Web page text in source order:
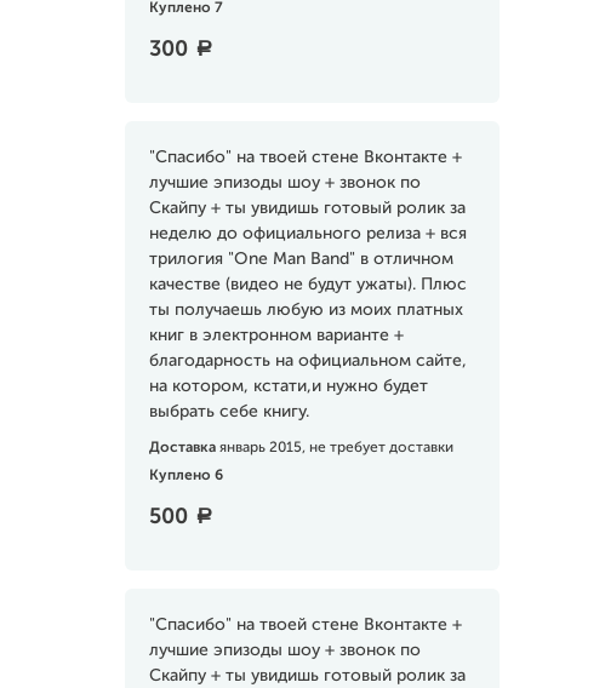
Куплено 7
300 a
"Спасибо" на твоей стене Вконтакте +
лучшие эпизоды шоу + звонок по
Скайпу + ты увидишь готовый ролик за
неделю до официального релиза + вся
трилогия "One Man Band" в отличном
качестве (видео не будут ужаты). Плюс
ты получаешь любую из моих платных
книг в электронном варианте +
благодарность на официальном сайте,
на котором, кстати,и нужно будет
выбрать себе книгу.
Доставка январь 2015, не требует доставки
Куплено 6
500 a
"Спасибо" на твоей стене Вконтакте +
лучшие эпизоды шоу + звонок по
Скайпу + ты увидишь готовый ролик за